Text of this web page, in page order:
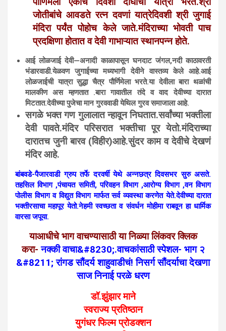
जोतीबांचे आवडते रत्न दवणां यात्रेदिवशी श्री जुगाई
मंदिरा पर्यंत पोहोच केले जाते.मंदिराच्या भोवती पाच
प्रदक्षिणा होतात व देवी गाभाऱ्यात स्थानपन्न होते.
आई लोळजाई देवी—अनादी काळापासून घनदाट जंगल,नदी काठावरती
भंडारवाडी.येळवण जुगाईच्या मध्यभागी देवीने वास्तव्य केले आहे.आई
लोळजाईची यात्रा सुद्धा चैत्र पौर्णिमेला भरते.या देवीला बारा थळांची
मालकीण अस म्हणतात .बारा गावातील तंदे व वाद देवीच्या दारात
मिटतात.देवीच्या पुजेचा मान गुरववाडी येथिल गुरव समाजाला आहे.
सगळे भक्त गण गुलालात न्हावून निघतात.सर्वांच्या भक्तीला
देवी पावते.मंदिर परिसरात भक्तीचा पूर येतो.मंदिराच्या
दारातच जुनी बारव (विहीर)आहे.सुंदर काम व देवीचे देखणं
मंदिर आहे.
बांबवडे-पैजारवाडी ग्रुप तर्फे दरवर्षी येथे अन्नछत्र दिवसभर सुरु असते.
तहसिल विभाग ,पंचायत समिती, परिवहन विभाग ,आरोग्य विभाग ,वन विभाग
पोलीस विभाग व विद्युत विभाग मार्फत सर्व व्यवस्था करणेत येते.देवीच्या दारात
भक्तीरसाचा महापूर येतो.नेहमी स्वच्छता व संवर्धन मोहीमा राबवून हा धार्मिक
वारसा जपूया.
याआधीचे भाग वाचण्यासाठी या निळ्या लिंकवर क्लिक
करा-नक्की वाचा&#8230;.वाचकांसाठी स्पेशल- भाग २
&#8211; रांगड सौंदर्य शाहुवाडीचं! निसर्ग सौंदर्याचा देखणा
साज निनाई परळे धरण
डॉ.झुंझार माने
स्वराज्य प्रतिष्ठान
युगंधर फिल्म प्रोडक्शन